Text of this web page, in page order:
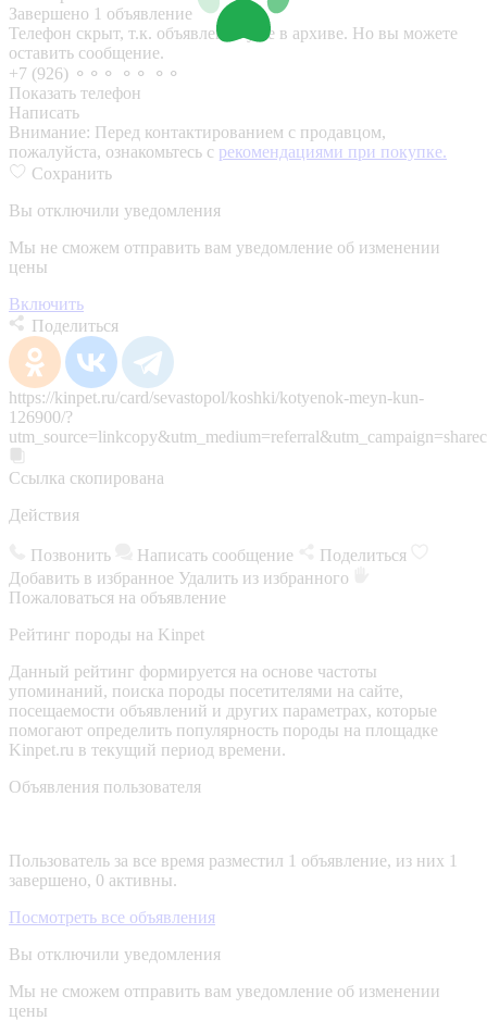
Завершено 1 объявление
Телефон скрыт, т.к. объявление уже в архиве. Но вы можете
оставить сообщение.
+7 (926) ⚬⚬⚬ ⚬⚬ ⚬⚬
Показать телефон
Написать
Внимание: Перед контактированием с продавцом,
пожалуйста, ознакомьтесь с рекомендациями при покупке.
Сохранить
Вы отключили уведомления
Мы не сможем отправить вам уведомление об изменении
цены
Включить
Поделиться
https://kinpet.ru/card/sevastopol/koshki/kotyenok-meyn-kun-
126900/?
Ссылка скопирована
Действия
Позвонить Написать сообщение
Поделиться
Добавить в избранное Удалить из избранного
Пожаловаться на объявление
Рейтинг породы на Kinpet
Данный рейтинг формируется на основе частоты
упоминаний, поиска породы посетителями на сайте,
посещаемости объявлений и других параметрах, которые
помогают определить популярность породы на площадке
Kinpet.ru в текущий период времени.
Объявления пользователя
Пользователь за все время разместил 1 объявление, из них 1
завершено, 0 активны.
Посмотреть все объявления
Вы отключили уведомления
Мы не сможем отправить вам уведомление об изменении
цены